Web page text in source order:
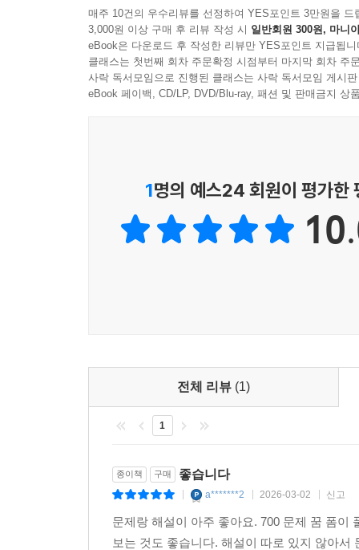
매주 10건의 우수리뷰를 선정하여 YES포인트 3만원을 드
3,000원 이상 구매 후 리뷰 작성 시 일반회원 300원, 마니
eBook은 다운로드 후 작성한 리뷰만 YES포인트 지급됩니
클래스는 첫번째 회차 주문확정 시점부터 마지막 회차 주
사락 독서모임으로 진행된 클래스는 사락 독서모임 게시
eBook 페이백, CD/LP, DVD/Blu-ray, 패션 및 판매금지 상
1명의 예스24 회원이 평가한
전체 리뷰 (1)
1
종이책 구매 좋습니다
a*******2 2026-03-02 신고
문제랑 해설이 아주 좋아요. 700 문제 꿈 폼이
보는 것도 좋습니다. 해설이 따로 있지 않아